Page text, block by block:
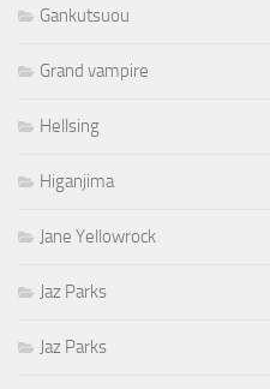
Gankutsuou
Grand vampire
Hellsing
Higanjima
Jane Yellowrock
Jaz Parks
Jaz Parks